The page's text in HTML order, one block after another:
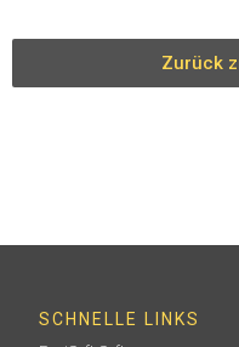
Zurück
SCHNELLE LINKS